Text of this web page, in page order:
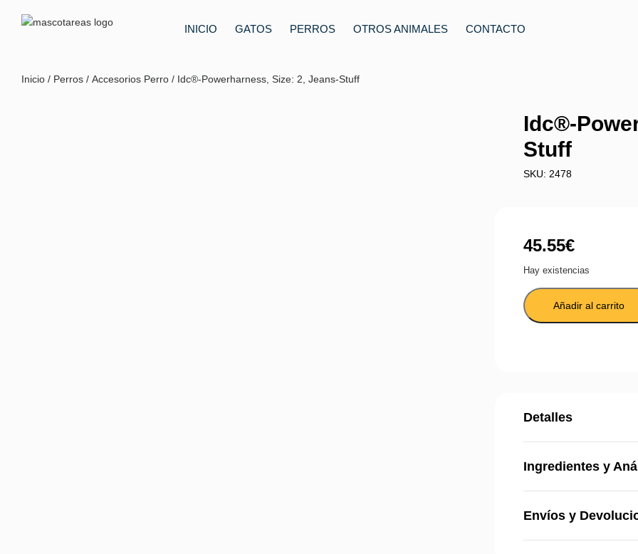
INICIO GATOS PERROS OTROS ANIMALES CONTACTO
Inicio / Perros / Accesorios Perro / Idc®-Powerharness, Size: 2, Jeans-Stuff
Idc®-
Stuff
SKU: 2478
45.55€
Hay existencias
Añadir al carrito
Detalles
Ingredientes y
Envíos y